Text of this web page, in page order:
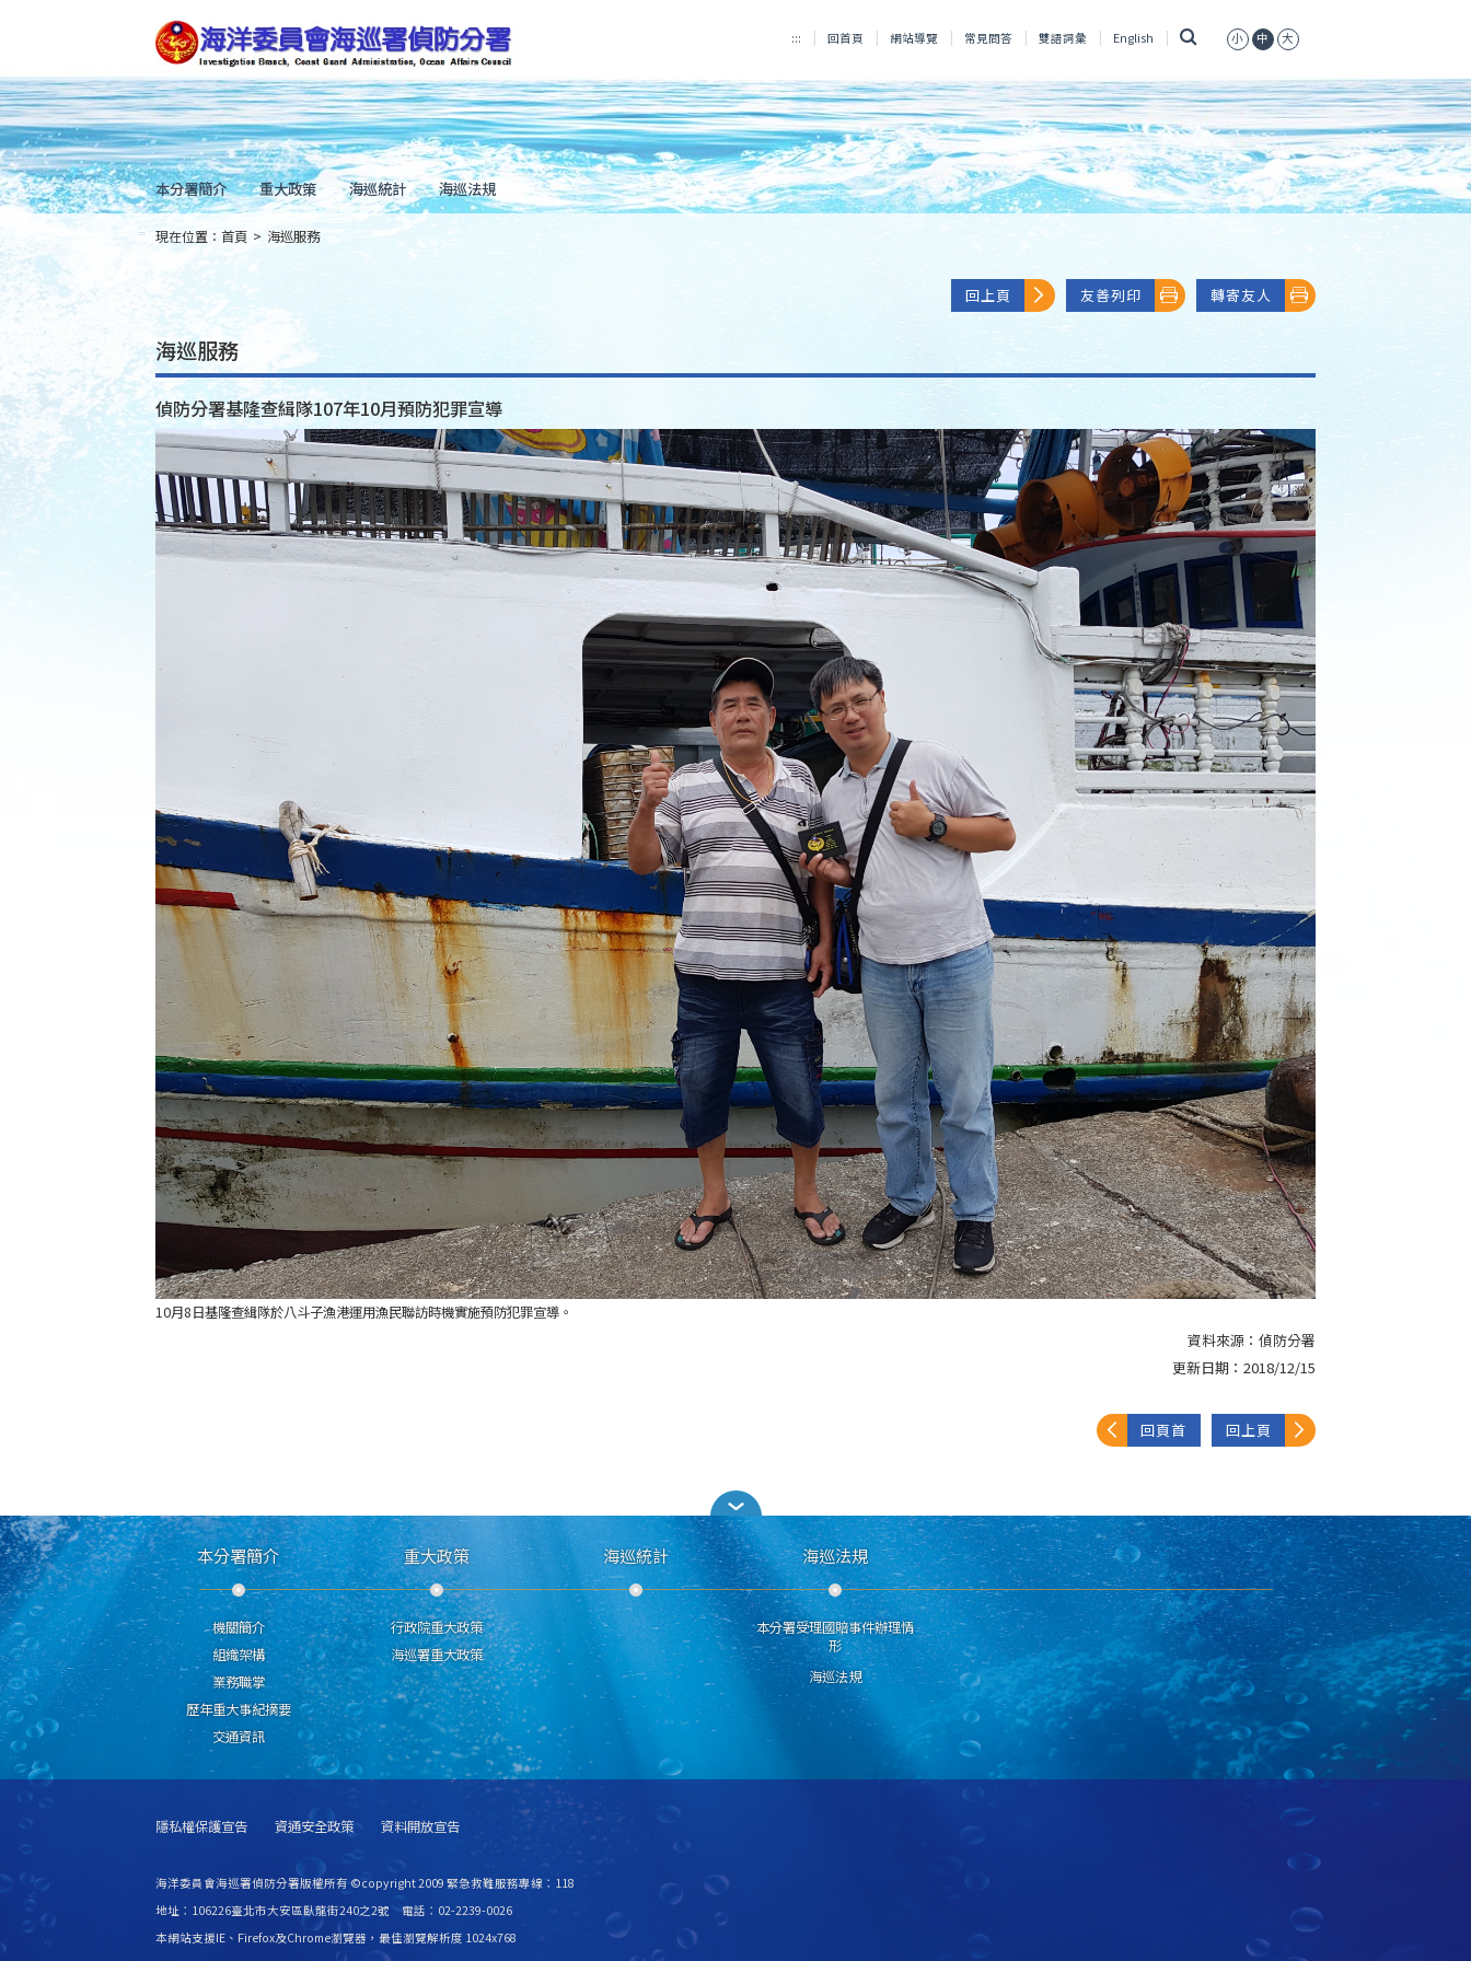
到
主
要
內
容
Skip
to
main
content
::: 回首頁 網站導覽 常見問答 雙語詞彙 English 小 中 大
本分署簡介 重大政策 海巡統計 海巡法規
::: 現在位置： 首頁 > 海巡服務
回上頁 友善列印 轉寄友人
海巡服務
偵防分署基隆查緝隊107年10月預防犯罪宣導
10月8日基隆查緝隊於八斗子漁港運用漁民聯訪時機實施預防犯罪宣導。
資料來源： 偵防分署
更新日期： 2018/12/15
回頁首 回上頁
本分署簡介
機關簡介
組織架構
業務職掌
歷年重大事紀摘要
交通資訊
重大政策
行政院重大政策
海巡署重大政策
海巡統計 海巡法規
本分署受理國賠事件辦理情
形
海巡法規
隱私權保護宣告 資通安全政策 資料開放宣告
海洋委員會海巡署偵防分署版權所有 ©copyright 2009 緊急救難服務專線：118
地址：106226臺北市大安區臥龍街240之2號 電話：02-2239-0026
本網站支援IE、Firefox及Chrome瀏覽器，最佳瀏覽解析度 1024x768